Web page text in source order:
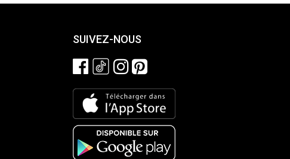
SUIVEZ-NOUS